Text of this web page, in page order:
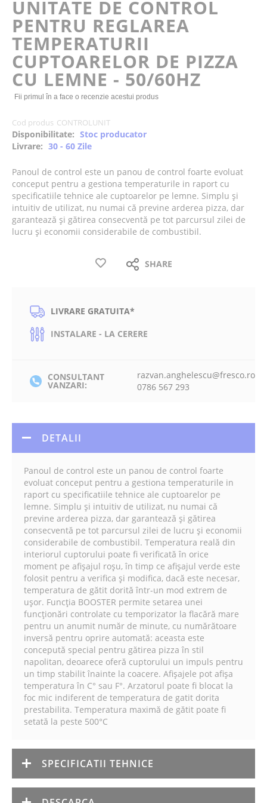
the
images
gallery
UNITATE DE CONTROL
PENTRU REGLAREA
TEMPERATURII
CUPTOARELOR DE PIZZA
CU LEMNE - 50/60HZ
Fii primul în a face o recenzie acestui produs
Cod produs CONTROLUNIT
Disponibilitate: Stoc producator
Livrare: 30 - 60 Zile
Panoul de control este un panou de control foarte evoluat
conceput pentru a gestiona temperaturile in raport cu
specificatiile tehnice ale cuptoarelor pe lemne. Simplu și
intuitiv de utilizat, nu numai că previne arderea pizza, dar
garantează și gătirea consecventă pe tot parcursul zilei de
lucru și economii considerabile de combustibil.
SHARE
LIVRARE GRATUITA*
INSTALARE - LA CERERE
CONSULTANT
VANZARI:
razvan.anghelescu@fresco.ro
0786 567 293
DETALII
Panoul de control este un panou de control foarte
evoluat conceput pentru a gestiona temperaturile in
raport cu specificatiile tehnice ale cuptoarelor pe
lemne. Simplu și intuitiv de utilizat, nu numai că
previne arderea pizza, dar garantează și gătirea
consecventă pe tot parcursul zilei de lucru și economii
considerabile de combustibil. Temperatura reală din
interiorul cuptorului poate fi verificată în orice
moment pe afișajul roșu, în timp ce afișajul verde este
folosit pentru a verifica și modifica, dacă este necesar,
temperatura de gătit dorită într-un mod extrem de
ușor. Funcția BOOSTER permite setarea unei
funcționări controlate cu temporizator la flacără mare
pentru un anumit număr de minute, cu numărătoare
inversă pentru oprire automată: aceasta este
concepută special pentru gătirea pizza în stil
napolitan, deoarece oferă cuptorului un impuls pentru
un timp stabilit înainte la coacere. Afișajele pot afișa
temperatura în C° sau F°. Arzatorul poate fi blocat la
foc mic indiferent de temperatura de gatit dorita
prestabilita. Temperatura maximă de gătit poate fi
setată la peste 500°C
SPECIFICATII TEHNICE